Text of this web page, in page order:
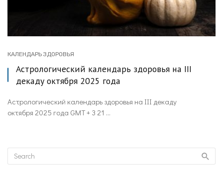
КАЛЕНДАРЬ ЗДОРОВЬЯ
Астрологический календарь здоровья на III
декаду октября 2025 года
Астрологический календарь здоровья на III декаду
октября 2025 года GMT + 3 21 ...